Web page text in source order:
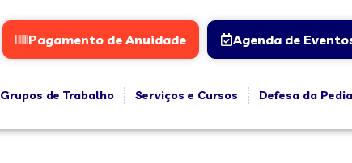
Pagamento de Anuidade Agenda de
Grupos de Trabalho Serviços e Cursos
Defesa da